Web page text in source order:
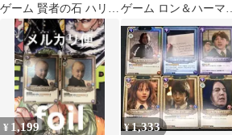
ゲーム 賢者の石 ハリー
ポッター SR☆☆
ゲーム ロン＆ハーマイ
オニー SR☆ パラレル
¥ 1,199 ¥1,333